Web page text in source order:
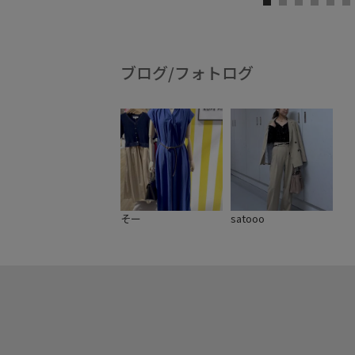
ブログ/フォトログ
そー satooo